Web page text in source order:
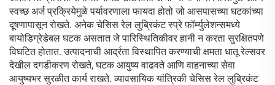
स्वच्छ अर्ज प्रक्रियेमुळे पर्यावरणाला फायदा होतो जो आसपासच्या घटकांच्या
दूषणापासून रोखते. अनेक चेसिस रेल लुब्रिकंट स्प्रे फॉर्म्युलेशन्समध्ये
बायोडिग्रेडेबल घटक असतात जे पारिस्थितिकीवर हानी न करता सुरक्षितपणे
विघटित होतात. उत्पादनाची आर्द्रता विस्थापित करण्याची क्षमता धातू रेल्सवर
देखील दगडीकरण रोखते, घटक आयुष्य वाढवते आणि वाहनाच्या सेवा
आयुष्यभर सुरळीत कार्य राखते. व्यावसायिक यांत्रिकी चेसिस रेल लुब्रिकंट